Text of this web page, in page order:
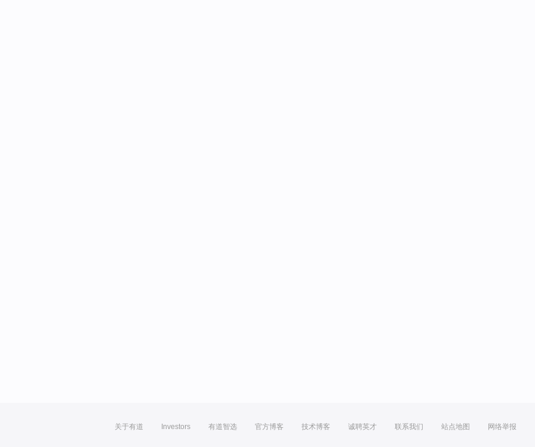
关于有道 Investors 有道智选 官方博客 技术博客 诚聘英才 联系我们 站点地图 网络举报